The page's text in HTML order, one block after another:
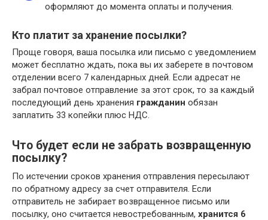
оформляют до момента оплаты и получения.
Кто платит за хранение посылки?
Проще говоря, ваша посылка или письмо с уведомлением
может бесплатно ждать, пока вы их заберете в почтовом
отделении всего 7 календарных дней. Если адресат не
забрал почтовое отправление за этот срок, то за каждый
последующий день хранения гражданин обязан
заплатить 33 копейки плюс НДС.
Что будет если не забрать возвращенную
посылку?
По истечении сроков хранения отправления пересылают
по обратному адресу за счет отправителя. Если
отправитель не забирает возвращенное письмо или
посылку, оно считается невостребованным, хранится 6